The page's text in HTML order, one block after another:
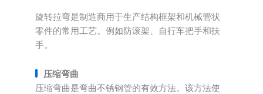
旋转拉弯是制造商用于生产结构框架和机械管状
零件的常用工艺。例如防滚架、自行车把手和扶
手。
压缩弯曲
压缩弯曲是弯曲不锈钢管的有效方法。该方法使